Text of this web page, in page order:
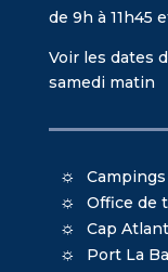
de 9h à 11h45
Voir les dates
samedi matin
Office de
Cap
Port La